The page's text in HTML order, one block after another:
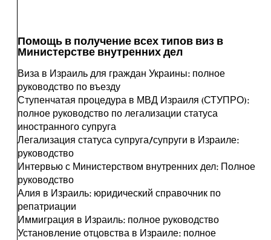
Помощь в получение всех типов виз в
Министерстве внутренних дел
Виза в Израиль для граждан Украины: полное
руководство по въезду
Ступенчатая процедура в МВД Израиля (СТУПРО):
полное руководство по легализации статуса
иностранного супруга
Легализация статуса супруга/супруги в Израиле:
руководство
Интервью с Министерством внутренних дел: Полное
руководство
Алия в Израиль: юридический справочник по
репатриации
Иммиграция в Израиль: полное руководство
Установление отцовства в Израиле: полное